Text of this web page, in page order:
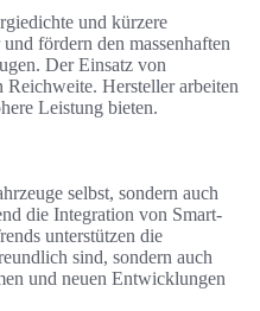
und kürzere
fördern den massenhaften
Der Einsatz von
Hersteller arbeiten
Leistung bieten.
selbst, sondern auch
die Integration von Smart-
unterstützen die
sind, sondern auch
und neuen Entwicklungen